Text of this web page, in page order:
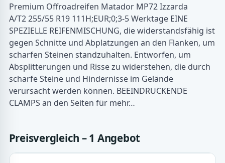
Premium Offroadreifen Matador MP72 Izzarda
A/T2 255/55 R19 111H;EUR;0;3-5 Werktage EINE
SPEZIELLE REIFENMISCHUNG, die widerstandsfähig ist
gegen Schnitte und Abplatzungen an den Flanken, um
scharfen Steinen standzuhalten. Entworfen, um
Absplitterungen und Risse zu widerstehen, die durch
scharfe Steine und Hindernisse im Gelände
verursacht werden können. BEEINDRUCKENDE
CLAMPS an den Seiten für mehr…
Preisvergleich – 1 Angebot